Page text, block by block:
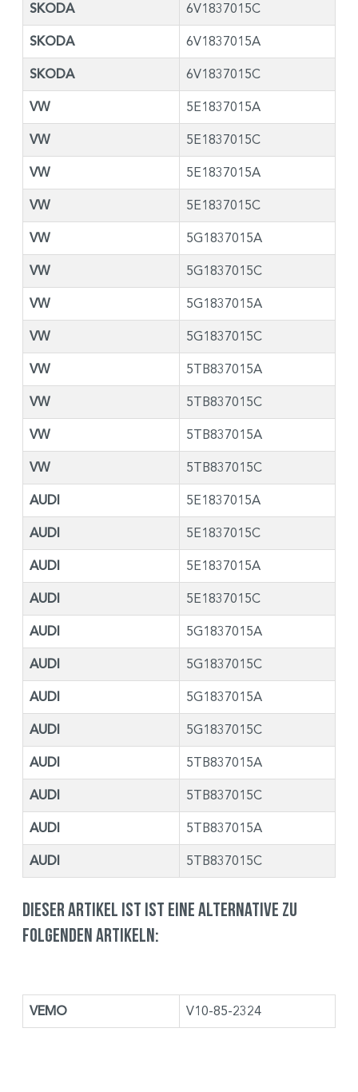
SKODA 6V1837015C
SKODA 6V1837015A
SKODA 6V1837015C
VW 5E1837015A
VW 5E1837015C
VW 5E1837015A
VW 5E1837015C
VW 5G1837015A
VW 5G1837015C
VW 5G1837015A
VW 5G1837015C
VW 5TB837015A
VW 5TB837015C
VW 5TB837015A
VW 5TB837015C
AUDI 5E1837015A
AUDI 5E1837015C
AUDI 5E1837015A
AUDI 5E1837015C
AUDI 5G1837015A
AUDI 5G1837015C
AUDI 5G1837015A
AUDI 5G1837015C
AUDI 5TB837015A
AUDI 5TB837015C
AUDI 5TB837015A
AUDI 5TB837015C
Dieser Artikel ist ist eine Alternative zu
folgenden Artikeln:
VEMO V10-85-2324